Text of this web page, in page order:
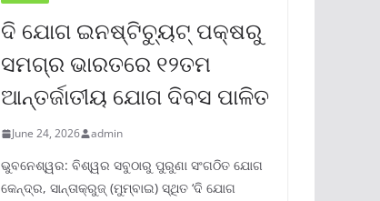
ଦି ଯୋଗ ଇନଷ୍ଟିଚ୍ୟୁଟ୍ ପକ୍ଷରୁ
ସମଗ୍ର ଭାରତରେ ୧୨ତମ
ଆନ୍ତର୍ଜାତୀୟ ଯୋଗ ଦିବସ ପାଳିତ
June 24, 2026 admin
ଭୁବନେଶ୍ୱର: ବିଶ୍ୱର ସବୁଠାରୁ ପୁରୁଣା ସଂଗଠିତ ଯୋଗ
କେନ୍ଦ୍ର, ସାନ୍ତାକ୍ରୁଜ୍ (ମୁମ୍ବାଇ) ସ୍ଥିତ ‘ଦି ଯୋଗ